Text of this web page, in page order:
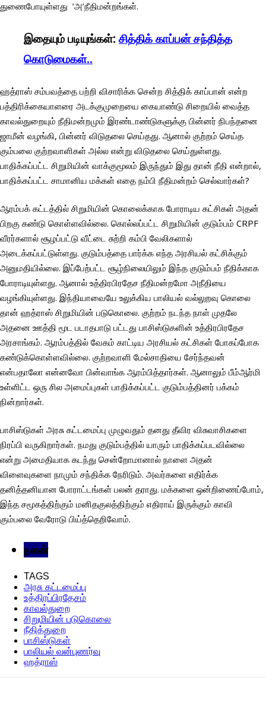
துணைபோயுள்ளது ‘அ’நீதிமன்றங்கள்.
இதையும் படியுங்கள்: சித்திக் காப்பன் சந்தித்த
கொடுமைகள்..
ஹத்ராஸ் சம்பவத்தை பற்றி விசாரிக்க சென்ற சித்திக் காப்பான் என்ற
பத்திரிக்கையாளரை அடக்குமுறையை கையாண்டு சிறையில் வைத்த
காவல்துறையும் நீதிமன்றமும் இரண்டாண்டுகளுக்கு பின்னர் நிபந்தனை
ஜாமீன் வழங்கி, பின்னர் விடுதலை செய்தது. ஆனால் குற்றம் செய்த
கும்பலை குற்றவாளிகள் அல்ல என்று விடுதலை செய்துள்ளது.
பாதிக்கப்பட்ட சிறுமியின் வாக்குமூலம் இருந்தும் இது தான் நீதி என்றால்,
பாதிக்கப்பட்ட சாமானிய மக்கள் எதை நம்பி நீதிமன்றம் செல்வார்கள்?
ஆரம்பக் கட்டத்தில் சிறுமியின் கொலைக்காக போராடிய கட்சிகள் அதன்
பிறகு கண்டு கொள்ளவில்லை. கொல்லப்பட்ட சிறுமியின் குடும்பம் CRPF
வீரர்களால் சூழப்பட்டு வீட்டை சுற்றி கம்பி வேலிகளால்
அடைக்கப்பட்டுள்ளது. குடும்பத்தை பார்க்க எந்த அரசியல் கட்சிக்கும்
அனுமதியில்லை. இப்பேற்பட்ட சூழ்நிலையிலும் இந்த குடும்பம் நீதிக்காக
போராடியுள்ளது. ஆனால் உத்திரபிரதேச நீதிமன்றமோ அநீதியை
வழங்கியுள்ளது. இந்தியாவையே உலுக்கிய பாலியல் வல்லுறவு கொலை
தான் ஹத்ராஸ் சிறுமியின் படுகொலை. குற்றம் நடந்த நாள் முதலே
அதனை ஊத்தி மூட படாதபாடு பட்டது பாசிஸ்டுகளின் உத்திரபிரதேச
அரசாங்கம். ஆரம்பத்தில் வேகம் காட்டிய அரசியல் கட்சிகள் போகப்போக
கண்டுக்கொள்ளவில்லை. குற்றவாளி மேல்சாதியை சேர்ந்தவன்
என்பதாலோ என்னவோ பின்வாங்க ஆரம்பித்தார்கள். ஆனாலும் பீம்ஆர்மி
உள்ளிட்ட ஒரு சில அமைப்புகள் பாதிக்கப்பட்ட குடும்பத்தினர் பக்கம்
நின்றார்கள்.
பாசிஸ்டுகள் அரசு கட்டமைப்பு முழுவதும் தனது தீவிர விசுவாசிகளை
நிரப்பி வருகிறார்கள். நமது குடும்பத்தில் யாரும் பாதிக்கப்படவில்லை
என்று அமைதியாக கடந்து சென்றோமானால் நாளை அதன்
விளைவுகளை நாமும் சந்திக்க நேரிடும். அவர்களை எதிர்க்க
தனித்தனியான போராட்டங்கள் பலன் தராது. மக்களை ஒன்றிணைப்போம்,
இந்த சமூகத்திற்கும் மனிதகுலத்திற்கும் எதிராய் இருக்கும் காவி
கும்பலை வேரோடு பிய்த்தெறிவோம்.
நலன்
TAGS
அரசு கட்டமைப்பு
உத்திரப்பிரதேசம்
காவல்துறை
சிறுமியின் படுகொலை
நீதித்துறை
பாசிஸ்டுகள்
பாலியல் வன்புணர்வு
ஹத்ராஸ்